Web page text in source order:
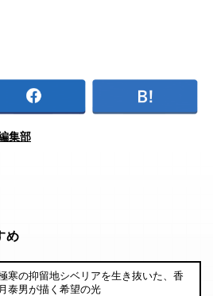
集部
め
寒の抑留地シベリアを生き抜いた、香
月泰男が描く希望の光